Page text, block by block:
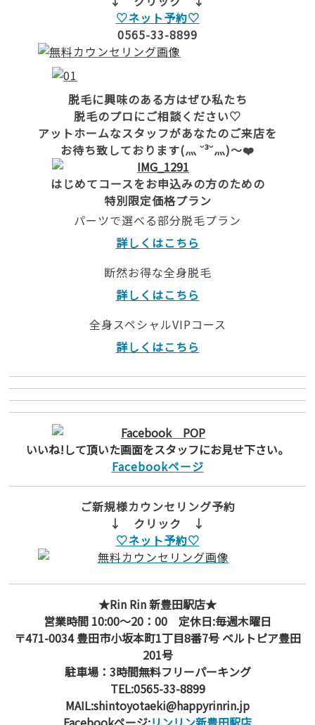
♡ネット予約♡
0565-33-8899
脱毛に興味のある方はぜひ私たち
脱毛のプロにご相談ください♡
アットホームなスタッフがあなたのご来店を
お待ち致しております(灬 ˘³˘灬)〜❤️
はじめてコースをお申込みの方のための
特別限定価格プラン
パーツで選べる部分脱毛プラン
詳しくはこちら
断然お得な全身脱毛
詳しくはこちら
全身スペシャルVIPコース
詳しくはこちら
いいね!して頂いた画面をスタッフにお見せ下さい。
Facebookページ
ご新規様カウンセリング予約
↓ クリック ↓
♡ネット予約♡
★Rin Rin 新豊田駅店★
営業時間 10:00～20：00 定休日:毎週木曜日
〒471-0034 豊田市小坂本町1丁目8番7号 ベルトピア豊田
201号
駐車場：3時間無料フリーパーキング
TEL:0565-33-8899
MAIL:shintoyotaeki@happyrinrin.jp